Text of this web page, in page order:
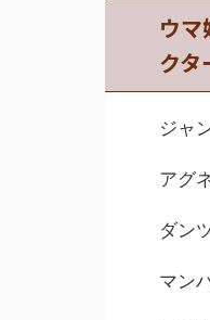
ウ
クタ
ジャ
アグ
ダン
マン